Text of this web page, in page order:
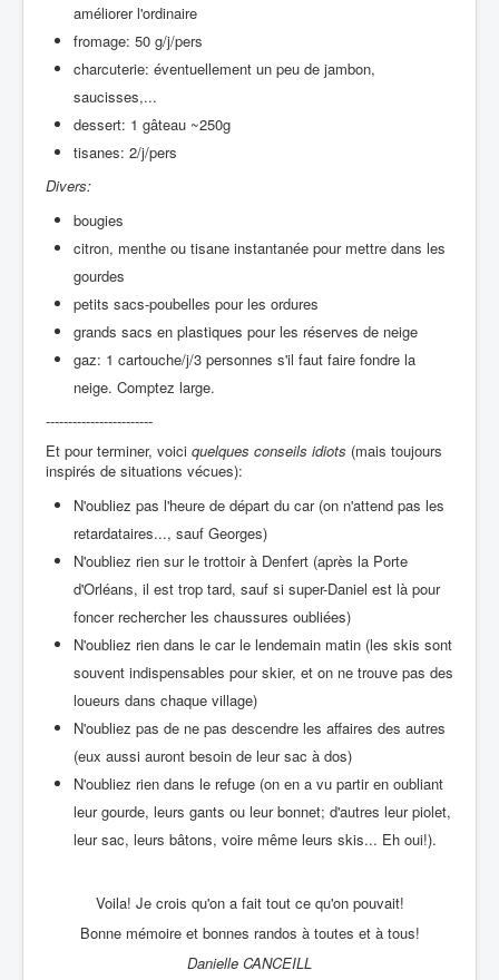
améliorer l'ordinaire
fromage: 50 g/j/pers
charcuterie: éventuellement un peu de jambon,
saucisses,...
dessert: 1 gâteau ~250g
tisanes: 2/j/pers
Divers:
bougies
citron, menthe ou tisane instantanée pour mettre dans les
gourdes
petits sacs-poubelles pour les ordures
grands sacs en plastiques pour les réserves de neige
gaz: 1 cartouche/j/3 personnes s'il faut faire fondre la
neige. Comptez large.
------------------------
Et pour terminer, voici quelques conseils idiots (mais toujours
inspirés de situations vécues):
N'oubliez pas l'heure de départ du car (on n'attend pas les
retardataires..., sauf Georges)
N'oubliez rien sur le trottoir à Denfert (après la Porte
d'Orléans, il est trop tard, sauf si super-Daniel est là pour
foncer rechercher les chaussures oubliées)
N'oubliez rien dans le car le lendemain matin (les skis sont
souvent indispensables pour skier, et on ne trouve pas des
loueurs dans chaque village)
N'oubliez pas de ne pas descendre les affaires des autres
(eux aussi auront besoin de leur sac à dos)
N'oubliez rien dans le refuge (on en a vu partir en oubliant
leur gourde, leurs gants ou leur bonnet; d'autres leur piolet,
leur sac, leurs bâtons, voire même leurs skis... Eh oui!).
Voila! Je crois qu'on a fait tout ce qu'on pouvait!
Bonne mémoire et bonnes randos à toutes et à tous!
Danielle CANCEILL